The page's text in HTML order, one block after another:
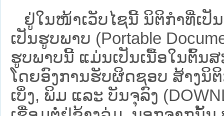
ຢູ່ໃນໜ້າ​ເວັບ​ໄຊ​ນີ້ ນິຕິກຳທີ່ເປັ
ເປັນຮູບພາບ (Portable
ຮູບພາບນີ້ ແມ່ນເປັນເນື້ອໃນຕົ້ນ
ໂດຍອົງການຮັບຜິດຊອບ ສ້າງນິ
ເບິ່ງ, ພິມ ແລະ ບັນຈຸລົງ